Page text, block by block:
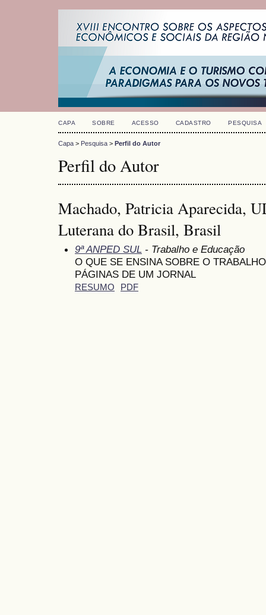
CAPA SOBRE ACESSO CADASTRO PESQUISA
Capa > Pesquisa > Perfil do Autor
Perfil do Autor
Machado, Patricia Aparecida,
Luterana do Brasil, Brasil
9ª ANPED SUL - Trabalho e Educação
O QUE SE ENSINA SOBRE O
PÁGINAS DE UM JORNAL
RESUMO PDF